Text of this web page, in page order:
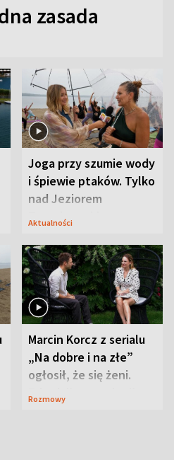
zasada
Joga przy szumie wody
i śpiewie ptaków. Tylko
nad Jeziorem
Tarnobrzeskim
Aktualności
Marcin Korcz z serialu
„Na dobre i na złe”
ogłosił, że się żeni.
Zdradził, co zmienił
Rozmowy